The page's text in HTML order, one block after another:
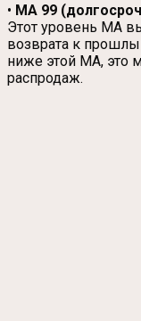
• MA 99
Этот уровень MA
возврата к
ниже этой MA, это
распродаж.